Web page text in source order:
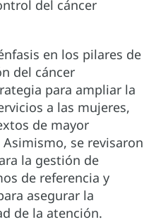
del cáncer
en los pilares de
del cáncer
para ampliar la
a las mujeres,
de mayor
se revisaron
la gestión de
de referencia y
asegurar la
de la atención.